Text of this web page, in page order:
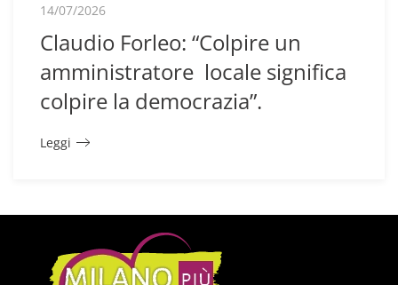
14/07/2026
Claudio Forleo: “Colpire un
amministratore locale significa
colpire la democrazia”.
Leggi